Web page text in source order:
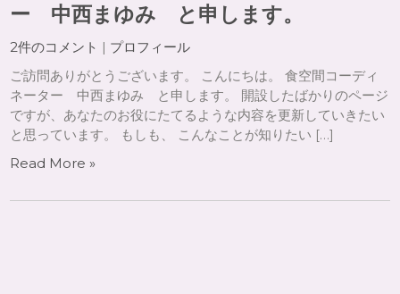
ー 中西まゆみ と申します。
2件のコメント | プロフィール
ご訪問ありがとうございます。 こんにちは。 食空間コーディ
ネーター 中西まゆみ と申します。 開設したばかりのページ
ですが、あなたのお役にたてるような内容を更新していきたい
と思っています。 もしも、 こんなことが知りたい […]
Read More »